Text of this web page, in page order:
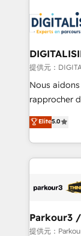
team of 25+ experts Contact
get more
drive your business
dedicated
team (50+),
B2B sectors
business
impact of
detailed
embark on
business
提供元：
Nous
rapprocher
réussite des
le marketing
pourquoi,
projet HubSpot
migration et
Elite5.0
Parkour3
提供元：